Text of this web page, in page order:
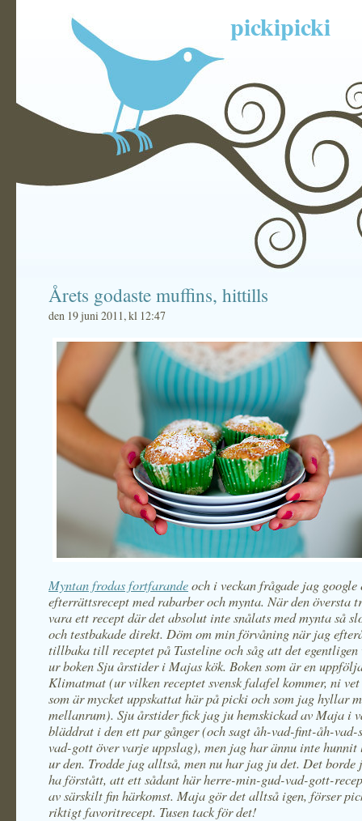
pickipicki
Årets godaste muffins, hittills
den 19 juni 2011, kl 12:47
Myntan frodas fortfarandeoch i veckan frågade jag
efterrättsrecept med rabarber och mynta. När den översta
vara ett recept där det absolut inte snålats med mynta så
och testbakade direkt. Döm om min förvåning när jag
tillbaka till receptet på Tasteline och såg att det
ur boken Sju årstider i Majas kök. Boken som är en
Klimatmat (ur vilken receptet svensk falafel kommer, ni
som är mycket uppskattat här på picki och som jag hyllar
mellanrum). Sju årstider fick jag ju hemskickad av Maja i
bläddrat i den ett par gånger (och sagt åh-vad-fint-åh-
vad-gott över varje uppslag), men jag har ännu inte hunnit
ur den. Trodde jag alltså, men nu har jag ju det. Det borde
ha förstått, att ett sådant här herre-min-gud-vad-gott-
av särskilt fin härkomst. Maja gör det alltså igen, förser
riktigt favoritrecept. Tusen tack för det!